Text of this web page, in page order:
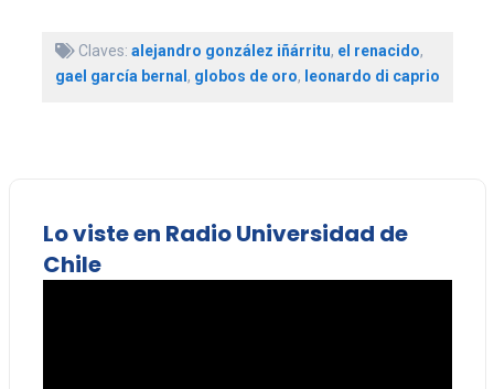
Claves: alejandro gonzález iñárritu, el renacido,
gael garcía bernal, globos de oro, leonardo di caprio
Lo viste en Radio Universidad de
Chile